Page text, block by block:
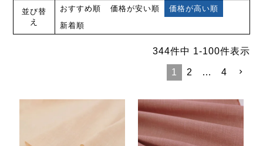
並び替
え
おすすめ順 価格が安い順
価格が高い順
新着順
344件中 1-100件表示
1 2 … 4